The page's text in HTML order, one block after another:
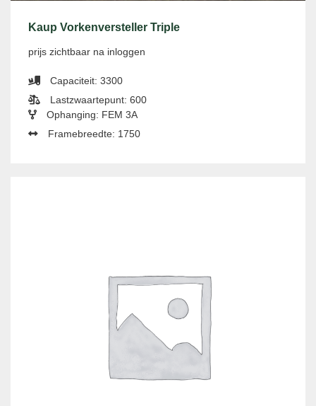
Kaup Vorkenversteller Triple
prijs zichtbaar na inloggen
Capaciteit: 3300
Lastzwaartepunt: 600
Ophanging: FEM 3A
Framebreedte: 1750